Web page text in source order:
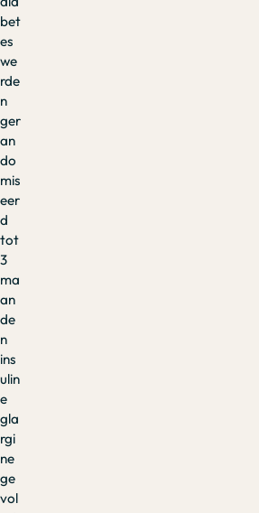
bet
es
we
rde
n
ger
an
do
mis
eer
d
tot
3
ma
an
de
n
ins
ulin
e
gla
rgi
ne
ge
vol